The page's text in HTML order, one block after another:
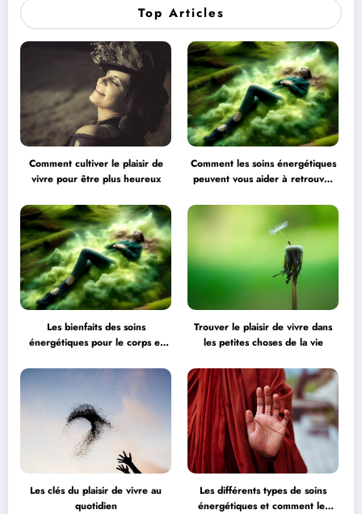
Top Articles
Comment cultiver le plaisir de
vivre pour être plus heureux
Comment les soins énergétiques
peuvent vous aider à retrouver
Les bienfaits des soins
énergétiques pour le corps et
Trouver le plaisir de vivre dans
les petites choses de la vie
Les clés du plaisir de vivre au
quotidien
Les différents types de soins
énergétiques et comment les